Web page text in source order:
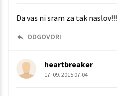
Da vas ni sram za tak naslov!!!
ODGOVORI
heartbreaker
17. 09. 2015 07.04